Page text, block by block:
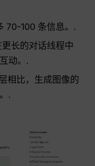
70-100 条信息。.
长的对话线程中
动。.
相比，生成图像的
.